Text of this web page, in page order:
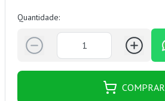
Quantidade:
COMPRAR